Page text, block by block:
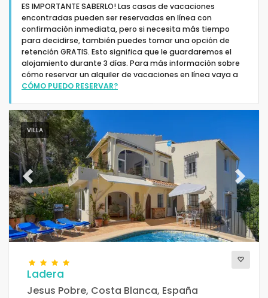
Tipo de alojamiento
Personas
Dormitorios
Cuartos de baño
Servicios populares
ES IMPORTANTE SABERLO! Las casas de vacaciones
encontradas pueden ser reservadas en línea con
confirmación inmediata, pero si necesita más tiempo
para decidirse, también puedes tomar una opción de
retención GRATIS. Esto significa que le guardaremos el
alojamiento durante 3 días. Para más información sobre
cómo reservar un alquiler de vacaciones en línea vaya a
CÓMO PUEDO RESERVAR?
VILLA
Previous Next
Ladera
Jesus Pobre, Costa Blanca, España